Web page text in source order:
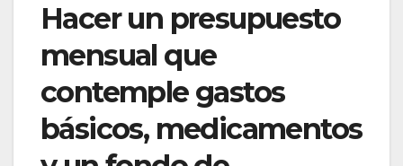
Hacer un presupuesto
mensual que
contemple gastos
básicos, medicamentos